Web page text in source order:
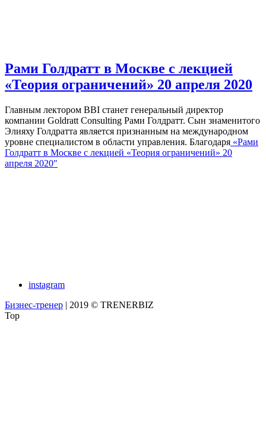
Рами Голдратт в Москве с лекцией
«Теория ограничений» 20 апреля 2020
Главным лектором BBI станет генеральный директор
компании Goldratt Consulting Рами Голдратт. Сын знаменитого
Элияху Голдратта является признанным на международном
уровне специалистом в области управления. Благодаря «Рами
Голдратт в Москве с лекцией «Теория ограничений» 20
апреля 2020″
instagram
Бизнес-тренер | 2019 © TRENERBIZ
Top